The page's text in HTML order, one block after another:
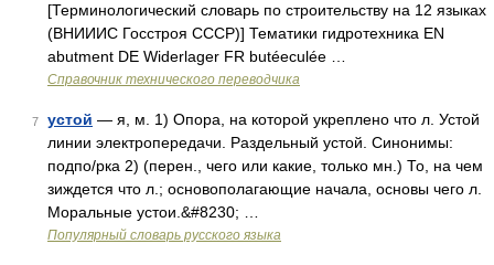
[Терминологический словарь по строительству на 12 языках
(ВНИИИС Госстроя СССР)] Тематики гидротехника EN
abutment DE Widerlager FR butéeculée …
Справочник технического переводчика
7 устой — я, м. 1) Опора, на которой укреплено что л. Устой
линии электропередачи. Раздельный устой. Синонимы:
подпо/рка 2) (перен., чего или какие, только мн.) То, на чем
зиждется что л.; основополагающие начала, основы чего л.
Моральные устои.&#8230; …
Популярный словарь русского языка